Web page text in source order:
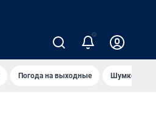
Погода на выходные Шумков в